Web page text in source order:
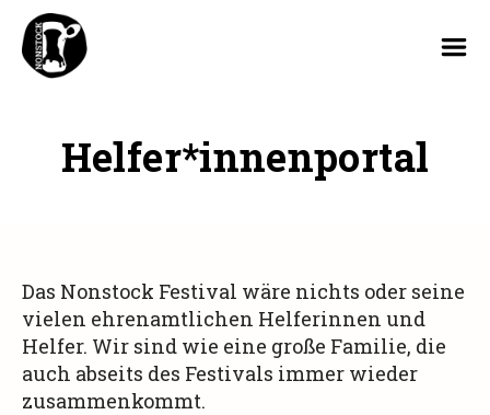
Helfer*innenportal
Das Nonstock Festival wäre nichts oder seine
vielen ehrenamtlichen Helferinnen und
Helfer. Wir sind wie eine große Familie, die
auch abseits des Festivals immer wieder
zusammenkommt.